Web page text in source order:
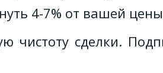
4-7% от вашей
чистоту сделки.